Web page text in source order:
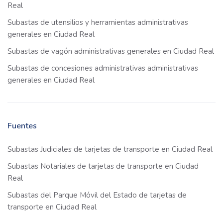
Real
Subastas de utensilios y herramientas administrativas
generales en Ciudad Real
Subastas de vagón administrativas generales en Ciudad Real
Subastas de concesiones administrativas administrativas
generales en Ciudad Real
Fuentes
Subastas Judiciales de tarjetas de transporte en Ciudad Real
Subastas Notariales de tarjetas de transporte en Ciudad
Real
Subastas del Parque Móvil del Estado de tarjetas de
transporte en Ciudad Real